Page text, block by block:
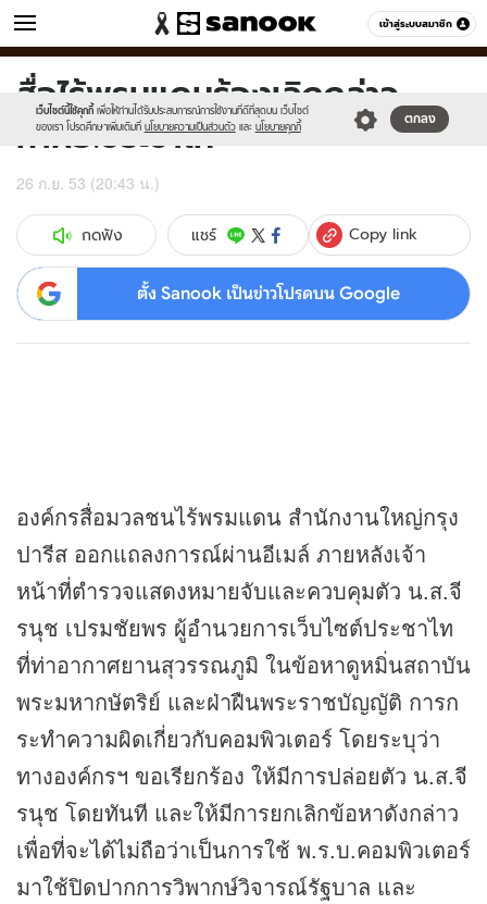
เข้าสู่ระบบสมาชิก
ข่าว หมวดอื่นๆ
เว็บไซต์นี้ใช้คุกกี้ เพื่อให้ท่านได้รับประสบการณ์การใช้งานที่ดีที่สุดบน เว็บไซต์
ของเรา โปรดศึกษาเพิ่มเติมที่ นโยบายความเป็นส่วนตัว และ นโยบายคุกกี้
ตกลง
Sanook
//s.isanook.com/sr/0/images/logo-
new-
sanook.png
600
60
สื่อไร้พรมแดนร้องเลิกกล่าว
หาผอ.ประชาไท
26 ก.ย. 53 (20:43 น.)
กดฟัง แชร์ Copy link
ตั้ง Sanook เป็นข่าวโปรดบน Google
องค์กรสื่อมวลชนไร้พรมแดน สำนักงานใหญ่กรุง
ปารีส ออกแถลงการณ์ผ่านอีเมล์ ภายหลังเจ้า
หน้าที่ตำรวจแสดงหมายจับและควบคุมตัว น.ส.จี
รนุช เปรมชัยพร ผู้อำนวยการเว็บไซต์ประชาไท
ที่ท่าอากาศยานสุวรรณภูมิ ในข้อหาดูหมิ่นสถาบัน
พระมหากษัตริย์ และฝ่าฝืนพระราชบัญญัติ การก
ระทำความผิดเกี่ยวกับคอมพิวเตอร์ โดยระบุว่า
ทางองค์กรฯ ขอเรียกร้อง ให้มีการปล่อยตัว น.ส.จี
รนุช โดยทันที และให้มีการยกเลิกข้อหาดังกล่าว
เพื่อที่จะได้ไม่ถือว่าเป็นการใช้ พ.ร.บ.คอมพิวเตอร์
มาใช้ปิดปากการวิพากษ์วิจารณ์รัฐบาล และ